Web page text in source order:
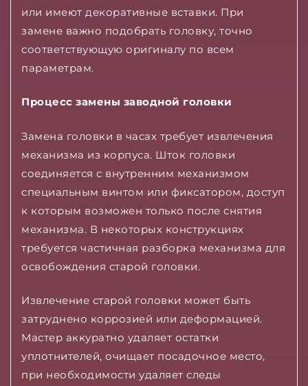
или имеют декоративные вставки. При
замене важно подобрать головку, точно
соответствующую оригиналу по всем
параметрам.
Процесс замены заводной головки
Замена головки в часах требует извлечения
механизма из корпуса. Шток головки
соединяется с внутренним механизмом
специальным винтом или фиксатором, доступ
к которым возможен только после снятия
механизма. В некоторых конструкциях
требуется частичная разборка механизма для
освобождения старой головки.
Извлечение старой головки может быть
затруднено коррозией или деформацией.
Мастер аккуратно удаляет остатки
уплотнителей, очищает посадочное место,
при необходимости удаляет следы